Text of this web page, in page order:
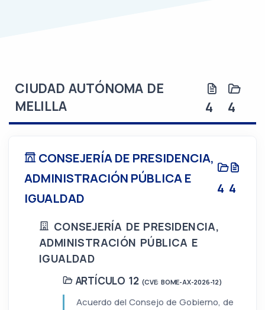
CIUDAD AUTÓNOMA DE
MELILLA
4 4
CONSEJERÍA DE PRESIDENCIA,
ADMINISTRACIÓN PÚBLICA E
IGUALDAD
4 4
CONSEJERÍA DE PRESIDENCIA,
ADMINISTRACIÓN PÚBLICA E
IGUALDAD
ARTÍCULO 12 (CVE: BOME-AX-2026-12)
Acuerdo del Consejo de Gobierno, de